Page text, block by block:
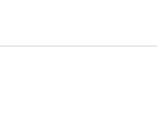
için teşekkür ederiz.